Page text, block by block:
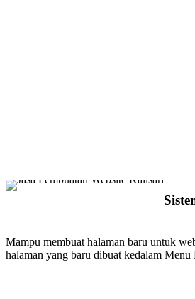
Mampu membuat halaman baru untuk
halaman yang baru dibuat kedalam Menu